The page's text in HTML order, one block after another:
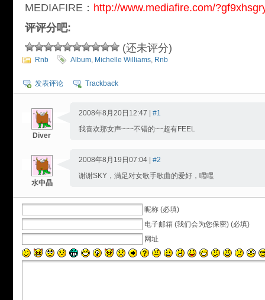
MEDIAFIRE： http://www.mediafire.com/
评评分吧:
(还未评分)
Rnb Album, Michelle Williams, Rnb
发表评论 Trackback
Diver
2008年8月20日12:47 | #1
我喜欢那女声~~~不错的~~超有FEEL
水中晶
2008年8月19日07:04 | #2
谢谢SKY，满足对女歌手歌曲的爱好，嘿嘿
昵称 (必填)
电子邮箱 (我们会为您保密) (必填)
网址